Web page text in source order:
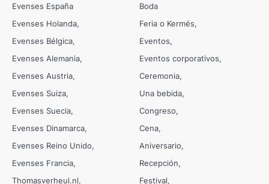
Evenses España
Evenses Holanda
Evenses Bélgica
Evenses Alemania
Evenses Austria
Evenses Suiza
Evenses Suecia
Evenses Dinamarca
Evenses Reino Unido
Evenses Francia
Thomasverheul.nl
Boda
Feria o Kermés
Eventos
Eventos corporativos
Ceremonia
Una bebida
Congreso
Cena
Aniversario
Recepción
Festival